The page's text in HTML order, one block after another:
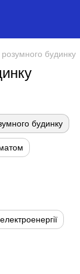
будинку
будинку